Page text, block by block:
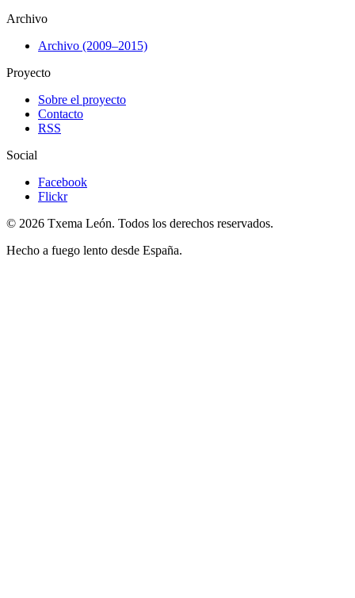
Archivo
Archivo (2009–2015)
Proyecto
Sobre el proyecto
Contacto
RSS
Social
Facebook
Flickr
© 2026 Txema León. Todos los derechos reservados.
Hecho a fuego lento desde España.